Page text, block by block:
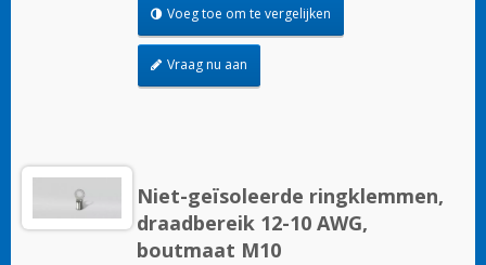
Voeg toe om te vergelijken
Vraag nu aan
Niet-geïsoleerde ringklemmen,
draadbereik 12-10 AWG,
boutmaat M10